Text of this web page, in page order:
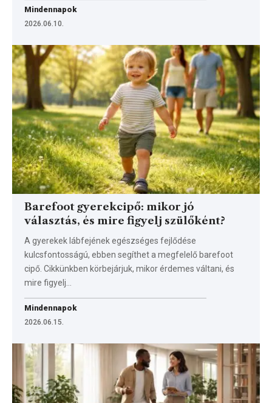
Mindennapok
2026.06.10.
Barefoot gyerekcipő: mikor jó
választás, és mire figyelj szülőként?
A gyerekek lábfejének egészséges fejlődése
kulcsfontosságú, ebben segíthet a megfelelő barefoot
cipő. Cikkünkben körbejárjuk, mikor érdemes váltani, és
mire figyelj…
Mindennapok
2026.06.15.